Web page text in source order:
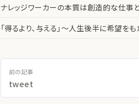
ナレッジワーカーの本質は創造的な仕事
「得るより、与える」〜人生後半に希望を
前の記事
tweet